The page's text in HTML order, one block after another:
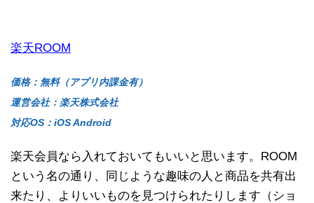
楽天ROOM
価格：無料（アプリ内課金有）
運営会社：楽天株式会社
対応OS：iOS Android
楽天会員なら入れておいてもいいと思います。ROOM
という名の通り、同じような趣味の人と商品を共有出
来たり、よりいいものを見つけられたりします（ショ